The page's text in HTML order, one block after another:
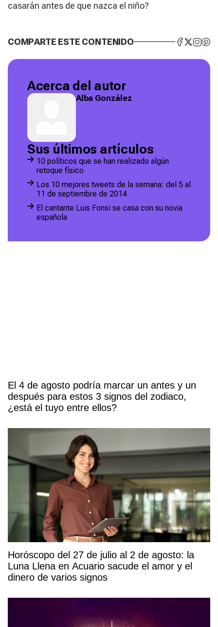
casarán antes de que nazca el niño?
COMPARTE ESTE CONTENIDO
Acerca del autor
Alba González
Sus últimos artículos
10 políticos que se han realizado algún
retoque físico
Los 10 mejores tweets de la semana: del 5 al
11 de septiembre de 2014
El cantante Luis Fonsi se casa con su novia
española
El 4 de agosto podría marcar un antes y un
después para estos 3 signos del zodiaco,
¿está el tuyo entre ellos?
Horóscopo del 27 de julio al 2 de agosto: la
Luna Llena en Acuario sacude el amor y el
dinero de varios signos